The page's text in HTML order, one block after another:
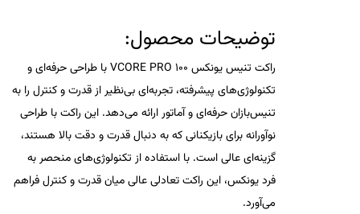
توضیحات محصول:
راکت تنیس یونکس VCORE PRO 100 با طراحی حرفه‌ای و
تکنولوژی‌های پیشرفته، تجربه‌ای بی‌نظیر از قدرت و کنترل را به
تنیس‌بازان حرفه‌ای و آماتور ارائه می‌دهد. این راکت با طراحی
نوآورانه برای بازیکنانی که به دنبال قدرت و دقت بالا هستند،
گزینه‌ای عالی است. با استفاده از تکنولوژی‌های منحصر به
فرد یونکس، این راکت تعادلی عالی میان قدرت و کنترل فراهم
می‌آورد.